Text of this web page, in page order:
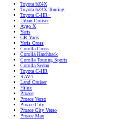
Toyota bZ4X
Toyota bZ4X Touring
Toyota C-HR+
Urban Cruiser
Aygo X
Yaris
GR Yaris
Yaris Cross
Corolla Cross
Corolla Hatchback
Corolla Touring Sports
Corolla Sedan
Toyota C-HR
RAV4
Land Cruiser
Hilux
Proace
Proace Verso
Proace City
Proace City Verso
Proace Max